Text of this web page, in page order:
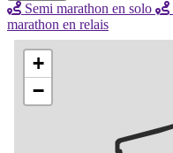
Semi marathon en solo
marathon en relais